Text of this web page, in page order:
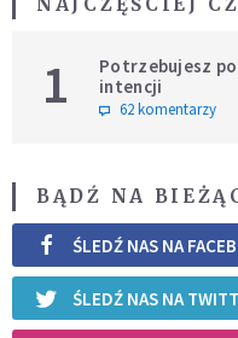
NAJCZĘŚCIEJ
1
Potrzebujesz
intencji
62 komentarzy
BĄDŹ NA
ŚLEDŹ NAS NA
ŚLEDŹ NAS NA